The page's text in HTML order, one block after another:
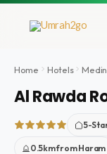
Ir
Home Hotels
Al Rawda
5-
0.5km from Haram